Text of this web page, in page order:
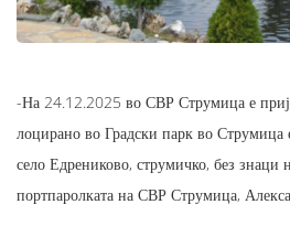
-На 24.12.2025 во СВР Струмица е
лоцирано во Градски парк во Струмица
село Едрениково, струмичко, без
портпаролката на СВР Струмица,